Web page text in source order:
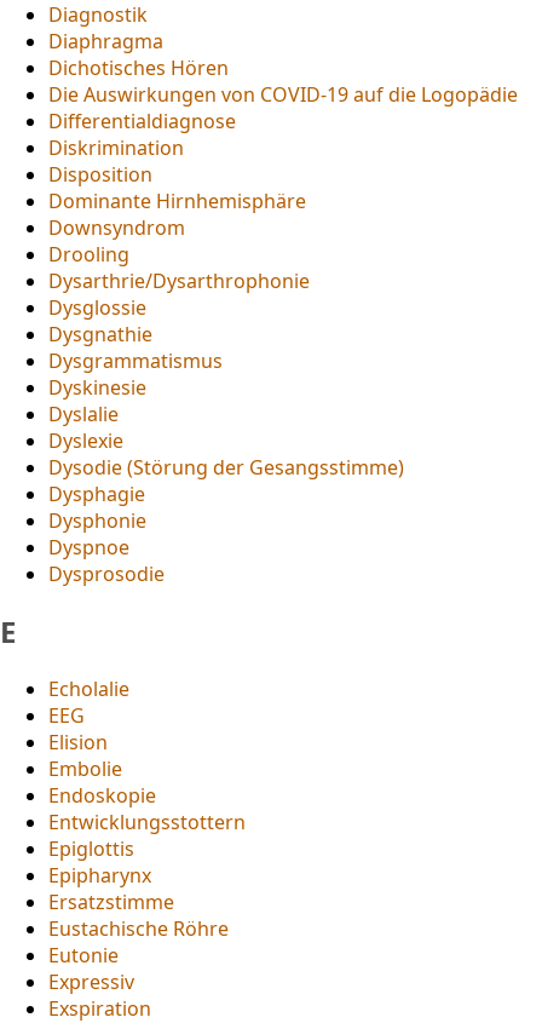
Diagnostik
Diaphragma
Dichotisches Hören
Die Auswirkungen von COVID-19 auf die Logopädie
Differentialdiagnose
Diskrimination
Disposition
Dominante Hirnhemisphäre
Downsyndrom
Drooling
Dysarthrie/Dysarthrophonie
Dysglossie
Dysgnathie
Dysgrammatismus
Dyskinesie
Dyslalie
Dyslexie
Dysodie (Störung der Gesangsstimme)
Dysphagie
Dysphonie
Dyspnoe
Dysprosodie
E
Echolalie
EEG
Elision
Embolie
Endoskopie
Entwicklungsstottern
Epiglottis
Epipharynx
Ersatzstimme
Eustachische Röhre
Eutonie
Expressiv
Exspiration